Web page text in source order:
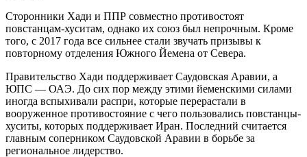
Сторонники Хади и ППР совместно противостоят
повстанцам-хуситам, однако их союз был непрочным. Кроме
того, с 2017 года все сильнее стали звучать призывы к
повторному отделения Южного Йемена от Севера.
Правительство Хади поддерживает Саудовская Аравии, а
ЮПС — ОАЭ. До сих пор между этими йеменскими силами
иногда вспыхивали распри, которые перерастали в
вооруженное противостояние с чего пользовались повстанцы-
хуситы, которых поддерживает Иран. Последний считается
главным соперником Саудовской Аравии в борьбе за
региональное лидерство.